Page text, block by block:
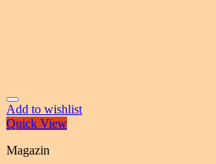
Add to wishlist
Quick View
Magazin